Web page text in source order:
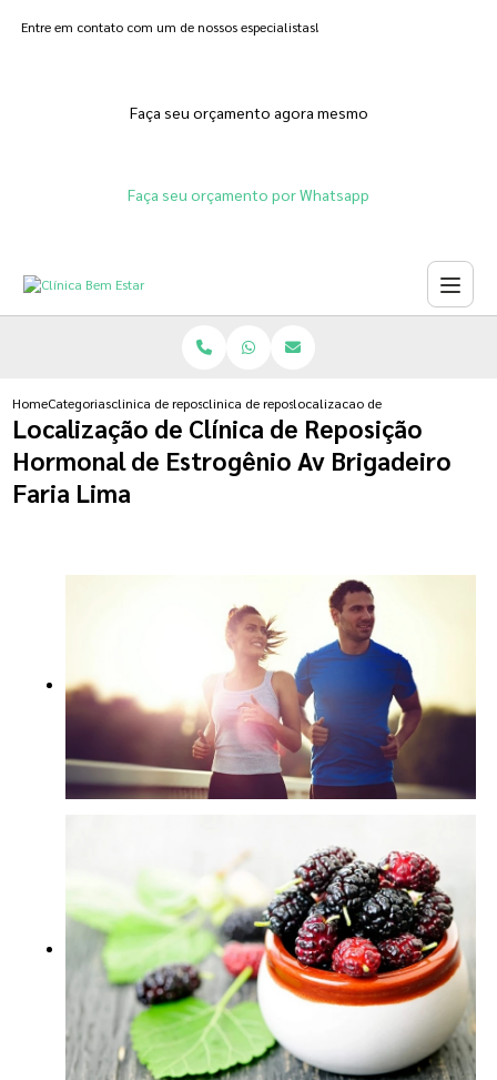
Entre em contato com um de nossos especialistas!
Faça seu orçamento agora mesmo
Faça seu orçamento por Whatsapp
HomeCategoriasclinica de reposicao hormonalclinica de reposicao hormonal para menopausa
localizacao de clinica de
Localização de Clínica de Reposição
Hormonal de Estrogênio Av Brigadeiro
Faria Lima